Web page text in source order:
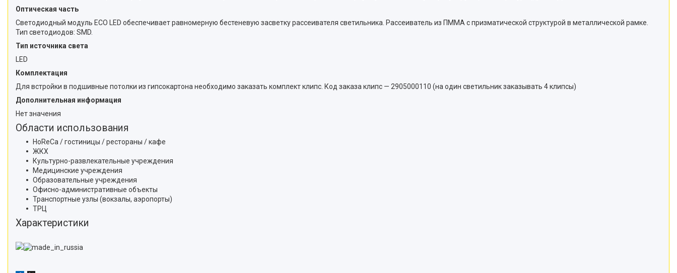
Оптическая часть
Светодиодный модуль ECO LED обеспечивает равномерную бестеневую засветку рассеивателя светильника. Рассеиватель из ПММА с призматической структурой в металлической рамке.
Тип светодиодов: SMD.
Тип источника света
LED
Комплектация
Для встройки в подшивные потолки из гипсокартона необходимо заказать комплект клипс. Код заказа клипс — 2905000110 (на один светильник заказывать 4 клипсы)
Дополнительная информация
Нет значения
Области использования
HoReCa / гостиницы / рестораны / кафе
ЖКХ
Культурно-развлекательные учреждения
Медицинские учреждения
Образовательные учреждения
Офисно-административные объекты
Транспортные узлы (вокзалы, аэропорты)
ТРЦ
Характеристики